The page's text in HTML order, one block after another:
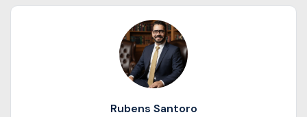
Rubens Santoro